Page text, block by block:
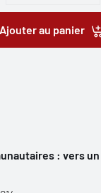
Ajouter au panier
: vers